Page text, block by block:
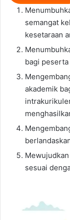
semangat
kesetaraan
bagi
akademik
sesuai